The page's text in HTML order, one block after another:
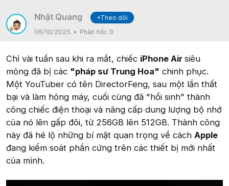
Nhật Quang
+Theo dõi
06/10/2025
Phản hồi: 0
Chỉ vài tuần sau khi ra mắt, chiếc iPhone Air siêu
mỏng đã bị các "pháp sư Trung Hoa" chinh phục.
Một YouTuber có tên DirectorFeng, sau một lần thất
bại và làm hỏng máy, cuối cùng đã "hồi sinh" thành
công chiếc điện thoại và nâng cấp dung lượng bộ nhớ
của nó lên gấp đôi, từ 256GB lên 512GB. Thành công
này đã hé lộ những bí mật quan trọng về cách Apple
đang kiểm soát phần cứng trên các thiết bị mới nhất
của mình.